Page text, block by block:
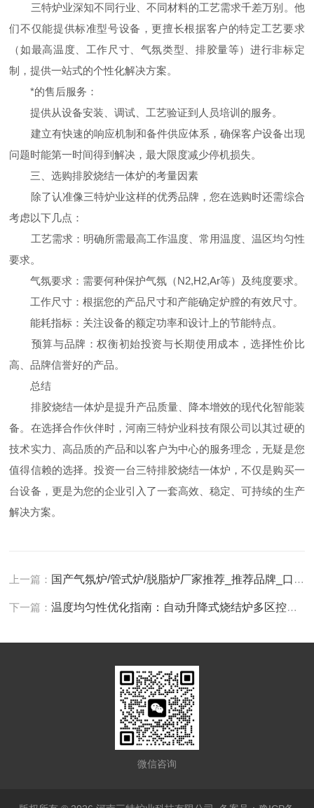
三特炉业深知不同行业、不同材料的工艺需求千差万别。他
们不仅能提供标准型号设备，更擅长根据客户的特定工艺要求
（如最高温度、工作尺寸、气氛类型、排胶量等）进行非标定
制，提供一站式的个性化解决方案。
*的售后服务：
提供从设备安装、调试、工艺验证到人员培训的服务。
建立有快速的响应机制和备件供应体系，确保客户设备出现
问题时能第一时间得到解决，最大限度减少停机损失。
三、选购排胶烧结一体炉的考量因素
除了认准像三特炉业这样的优秀品牌，您在选购时还需综合
考虑以下几点：
工艺需求：明确所需最高工作温度、常用温度、温区均匀性
要求。
气氛要求：需要何种保护气氛（N2,H2,Ar等）及纯度要求。
工作尺寸：根据您的产品尺寸和产能确定炉膛的有效尺寸。
能耗指标：关注设备的额定功率和设计上的节能特点。
预算与品牌：权衡初始投资与长期使用成本，选择性价比
高、品牌信誉好的产品。
总结
排胶烧结一体炉是提升产品质量、降本增效的现代化智能装
备。在选择合作伙伴时，河南三特炉业科技有限公司以其过硬的
技术实力、高品质的产品和以客户为中心的服务理念，无疑是您
值得信赖的选择。投资一台三特排胶烧结一体炉，不仅是购买一
台设备，更是为您的企业引入了一套高效、稳定、可持续的生产
解决方案。
上一篇： 国产气氛炉/管式炉/脱脂炉厂家推荐_推荐品牌_口碑推荐
下一篇：温度均匀性优化指南：自动升降式烧结炉多区控温与炉膛结构协同设计
微信咨询